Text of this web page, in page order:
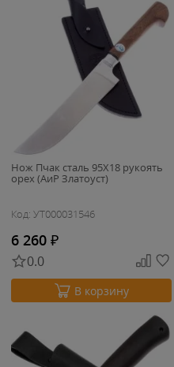
Нож Пчак сталь 95Х18 рукоять
орех (АиР Златоуст)
Код: УТ000031546
6 260 ₽
0.0
В корзину